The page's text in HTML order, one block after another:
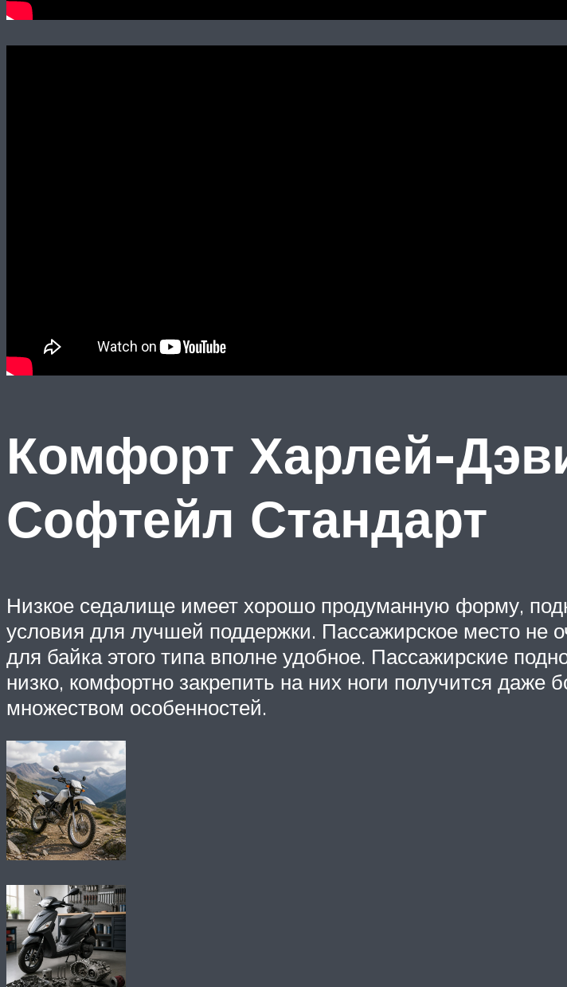
Комфорт Харлей-
Софтейл Стандарт
Низкое седалище имеет хорошо продуманную форму,
условия для лучшей поддержки. Пассажирское место не
для байка этого типа вполне удобное. Пассажирские
низко, комфортно закрепить на них ноги получится
множеством особенностей.